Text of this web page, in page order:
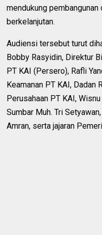
mendukung
berkelanjutan.
Audiensi tersebut turut
Bobby Rasyidin, Direktur
PT KAI (Persero), Rafli
Keamanan PT KAI, Dadan
Perusahaan PT KAI,
Sumbar Muh. Tri
Amran, serta jajaran